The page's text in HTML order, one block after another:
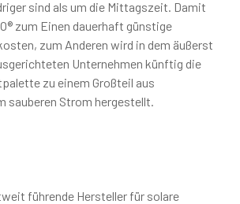
sind als um die Mittagszeit. Damit
zum Einen dauerhaft günstige
zum Anderen wird in dem äußerst
Unternehmen künftig die
zu einem Großteil aus
sauberen Strom hergestellt.
führende Hersteller für solare